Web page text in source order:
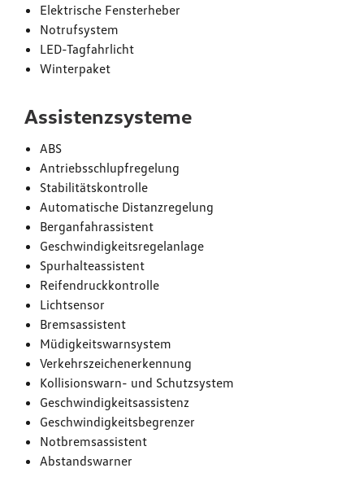
Elektrische Fensterheber
Notrufsystem
LED-Tagfahrlicht
Winterpaket
Assistenzsysteme
ABS
Antriebsschlupfregelung
Stabilitätskontrolle
Automatische Distanzregelung
Berganfahrassistent
Geschwindigkeitsregelanlage
Spurhalteassistent
Reifendruckkontrolle
Lichtsensor
Bremsassistent
Müdigkeitswarnsystem
Verkehrszeichenerkennung
Kollisionswarn- und Schutzsystem
Geschwindigkeitsassistenz
Geschwindigkeitsbegrenzer
Notbremsassistent
Abstandswarner